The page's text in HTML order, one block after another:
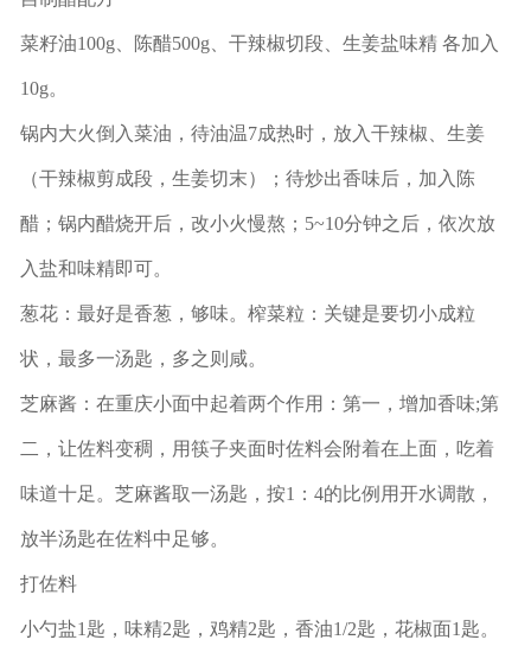
菜籽油100g、陈醋500g、干辣椒切段、生姜盐味精 各加入
10g。
锅内大火倒入菜油，待油温7成热时，放入干辣椒、生姜
（干辣椒剪成段，生姜切末）；待炒出香味后，加入陈
醋；锅内醋烧开后，改小火慢熬；5~10分钟之后，依次放
入盐和味精即可。
葱花：最好是香葱，够味。榨菜粒：关键是要切小成粒
状，最多一汤匙，多之则咸。
芝麻酱：在重庆小面中起着两个作用：第一，增加香味;第
二，让佐料变稠，用筷子夹面时佐料会附着在上面，吃着
味道十足。芝麻酱取一汤匙，按1：4的比例用开水调散，
放半汤匙在佐料中足够。
打佐料
小勺盐1匙，味精2匙，鸡精2匙，香油1/2匙，花椒面1匙。